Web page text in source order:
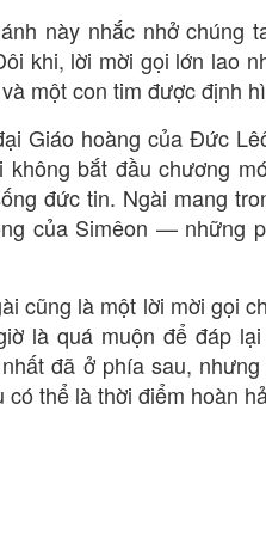
này nhắc nhở chúng
khi, lời mời gọi lớn lao
một con tim được định
Giáo hoàng của Đức
không bắt đầu chương
đức tin. Ngài mang
của Simêon — những
cũng là một lời mời gọi
là quá muộn để đáp
đã ở phía sau,
thể là thời điểm hoàn